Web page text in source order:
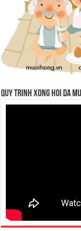
QUY TRINH XONG HOI DA